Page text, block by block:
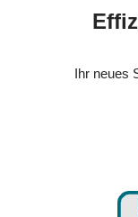
Ihr neues